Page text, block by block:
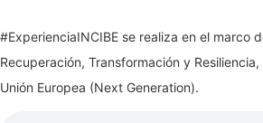
#ExperienciaINCIBE se realiza en el marco
Recuperación, Transformación y
Unión Europea (Next Generation).